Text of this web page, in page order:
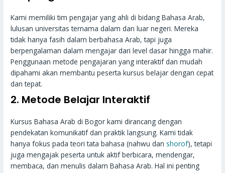
Kami memiliki tim pengajar yang ahli di bidang Bahasa Arab,
lulusan universitas ternama dalam dan luar negeri. Mereka
tidak hanya fasih dalam berbahasa Arab, tapi juga
berpengalaman dalam mengajar dari level dasar hingga mahir.
Penggunaan metode pengajaran yang interaktif dan mudah
dipahami akan membantu peserta kursus belajar dengan cepat
dan tepat.
2. Metode Belajar Interaktif
Kursus Bahasa Arab di Bogor kami dirancang dengan
pendekatan komunikatif dan praktik langsung. Kami tidak
hanya fokus pada teori tata bahasa (nahwu dan shorof), tetapi
juga mengajak peserta untuk aktif berbicara, mendengar,
membaca, dan menulis dalam Bahasa Arab. Hal ini penting